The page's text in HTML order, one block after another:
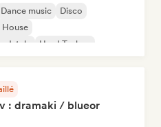
Dance music
Disco
House
Hard Techno
: dramaki / blueor